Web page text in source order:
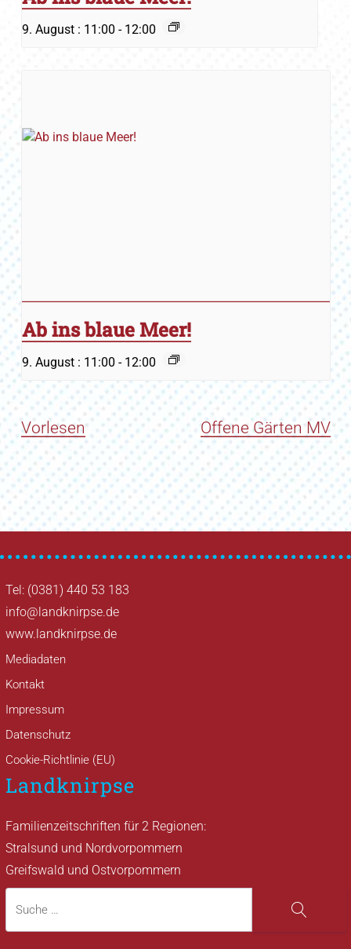
9. August : 11:00 - 12:00
Ab ins blaue Meer!
9. August : 11:00 - 12:00
Vorlesen Offene Gärten MV
Tel: (0381) 440 53 183
info@landknirpse.de
www.landknirpse.de
Mediadaten
Kontakt
Impressum
Datenschutz
Cookie-Richtlinie (EU)
Landknirpse
Familienzeitschriften für 2 Regionen:
Stralsund und Nordvorpommern
Greifswald und Ostvorpommern
Suche
Suche